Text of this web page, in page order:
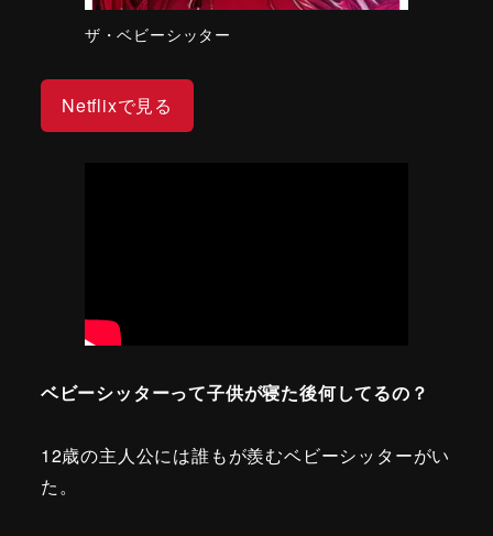
ザ・ベビーシッター
Netflixで見る
ベビーシッターって子供が寝た後何してるの？
12歳の主人公には誰もが羨むベビーシッターがい
た。